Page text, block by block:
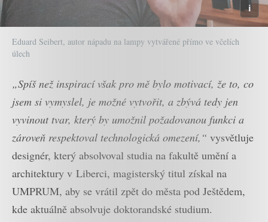
Eduard Seibert, autor nápadu na lampy vytvářené přímo ve včelích
úlech
„Spíš než inspirací však pro mě bylo motivací, že to, co
jsem si vymyslel, je možné vytvořit, a zbývá tedy jen
vyvinout tvar, který by umožnil požadovanou funkci a
zároveň respektoval technologická omezení,“ vysvětluje
designér, který absolvoval studia na fakultě umění a
architektury v Liberci, magisterský titul získal na
UMPRUM, aby se vrátil zpět do města pod Ještědem,
kde aktuálně absolvuje doktorandské studium.